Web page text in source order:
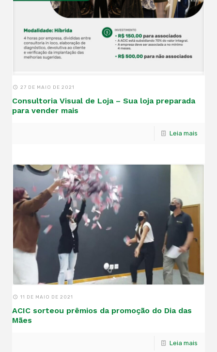
27 DE MAIO DE 2021
Consultoria Visual de Loja – Sua loja preparada
para vender mais
Leia mais
11 DE MAIO DE 2021
ACIC sorteou prêmios da promoção do Dia das
Mães
Leia mais